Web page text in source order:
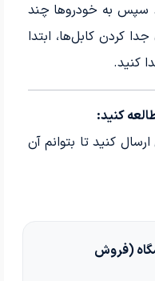
سپس به خودروها چند
کردن کابل‌ها، ابتدا
کنید.
کنید:
کنید تا بتوانم آن
(فروش